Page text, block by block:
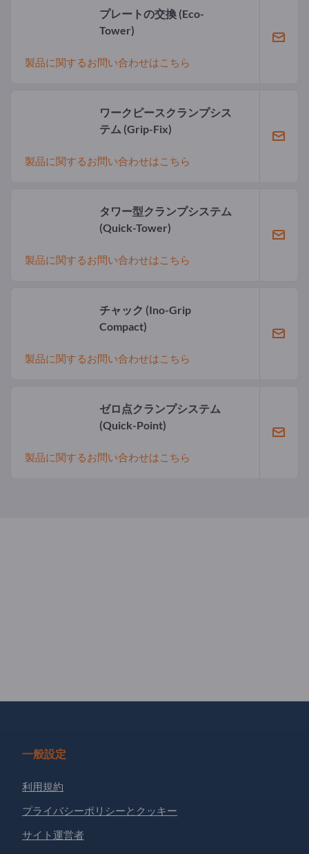
プレートの交換 (Eco-
Tower)
製品に関するお問い合わせはこちら
ワークピースクランプシス
テム (Grip-Fix)
製品に関するお問い合わせはこちら
タワー型クランプシステム
(Quick-Tower)
製品に関するお問い合わせはこちら
チャック (Ino-Grip
Compact)
製品に関するお問い合わせはこちら
ゼロ点クランプシステム
(Quick-Point)
製品に関するお問い合わせはこちら
一般設定
利用規約
プライバシーポリシーとクッキー
サイト運営者